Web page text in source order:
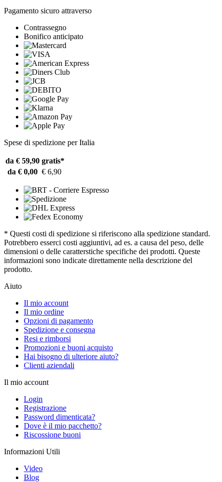
Pagamento sicuro attraverso
Contrassegno
Bonifico anticipato
Spese di spedizione per Italia
da € 59,90 gratis*
da € 0,00 € 6,90
* Questi costi di spedizione si riferiscono alla spedizione standard.
Potrebbero esserci costi aggiuntivi, ad es. a causa del peso, delle
dimensioni o delle caratterstiche specifiche dei prodotti. Queste
informazioni sono indicate direttamente nella descrizione del
prodotto.
Aiuto
Il mio account
Il mio ordine
Opzioni di pagamento
Spedizione e consegna
Resi e rimborsi
Promozioni e buoni acquisto
Hai bisogno di ulteriore aiuto?
Clienti aziendali
Il mio account
Login
Registrazione
Password dimenticata?
Dove è il mio pacchetto?
Riscossione buoni
Informazioni Utili
Video
Blog